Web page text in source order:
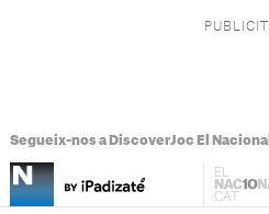
Segueix-nos a DiscoverJoc El Nacional